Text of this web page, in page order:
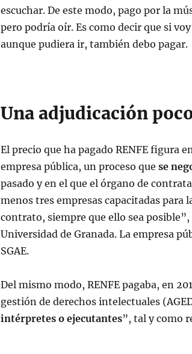
escuchar. De este modo, pago por la
pero podría oír. Es como decir que si
aunque pudiera ir, también debo pagar.
Una adjudicación
El precio que ha pagado RENFE figura
empresa pública, un proceso que se
pasado y en el que el órgano de
menos tres empresas capacitadas para
contrato, siempre que ello sea
Universidad de Granada. La empresa
SGAE.
Del mismo modo, RENFE pagaba, en
gestión de derechos intelectuales
intérpretes o ejecutantes”, tal y como